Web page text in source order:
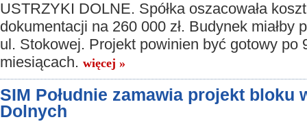
USTRZYKI DOLNE. Spółka oszacowała koszt
dokumentacji na 260 000 zł. Budynek miałby
ul. Stokowej. Projekt powinien być gotowy po
miesiącach. więcej »
SIM Południe zamawia projekt bloku
Dolnych